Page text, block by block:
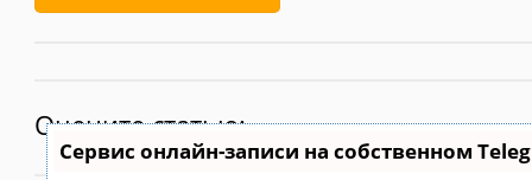
Оцените статью:
Сервис онлайн-записи на собственном